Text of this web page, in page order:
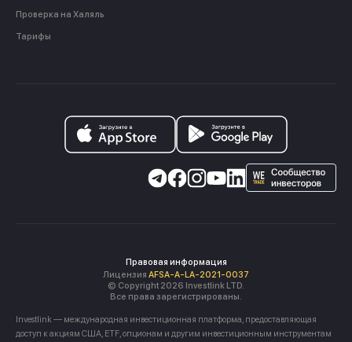
Проверка на Халяль
Тарифы
Правовая информация
Лицензия AFSA-A-LA-2021-0037
© Copyright 2026 Investlink LTD.
Все права зарегистрированы.
Investlink — международная инвестиционная платформа, предоставляющая
доступ к акциям США, ETF, опционам и другим инвестиционным инструментам